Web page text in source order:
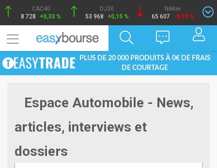
CAC40
8 728
+0,33 %
DJ30
53 968
+0,15 %
Nikkei
65 607
-0,12 %
PLUS DE 20 000 PRODUITS À 0€ DE FRAIS
DE COURTAGE
Espace Automobile - News,
articles, interviews et
dossiers